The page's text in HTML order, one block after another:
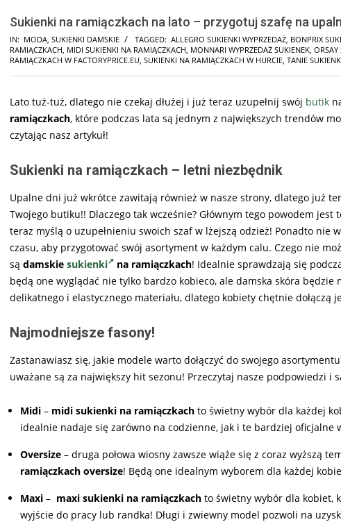
Sukienki na ramiączkach na lato – przygotuj szafę na
IN: MODA SUKIENKI DAMSKIE TAGGED: ALLEGRO SUKIENKI WYPRZEDAŻ BONPRIX
RAMIĄCZKACH MIDI SUKIENKI NA RAMIĄCZKACH MONNARI WYPRZEDAŻ SUKIENEK ORSAY
RAMIĄCZKACH W FACTORYPRICE.EU SUKIENKI NA RAMIĄCZKACH W HURCIE TANIE
Lato tuż-tuż, dlatego nie czekaj dłużej i już teraz uzupełnij swój butik
ramiączkach, które podczas lata są jednym z największych trendów
czytając nasz artykuł!
Sukienki na ramiączkach – letni niezbędnik
Upalne dni już wkrótce zawitają również w nasze strony, dlatego już
Twojego butiku!! Dlaczego tak wcześnie? Głównym tego powodem
teraz myślą o uzupełnieniu swoich szaf w lżejszą odzież! Ponadto
czasu, aby przygotować swój asortyment w każdym calu. Czego nie
są damskie sukienki na ramiączkach! Idealnie sprawdzają się
będą one wyglądać nie tylko bardzo kobieco, ale damska skóra będzie
delikatnego i elastycznego materiału, dlatego kobiety chętnie dołączą
Najmodniejsze fasony!
Zastanawiasz się, jakie modele warto dołączyć do swojego
uważane są za największy hit sezonu! Przeczytaj nasze podpowiedzi i
Midi – midi sukienki na ramiączkach to świetny wybór dla każdej
idealnie nadaje się zarówno na codzienne, jak i te bardziej oficjalne
Oversize – druga połowa wiosny zawsze wiąże się z coraz wyższą
ramiączkach oversize! Będą one idealnym wyborem dla każdej
Maxi – maxi sukienki na ramiączkach to świetny wybór dla kobiet,
wyjście do pracy lub randka! Długi i zwiewny model pozwoli na